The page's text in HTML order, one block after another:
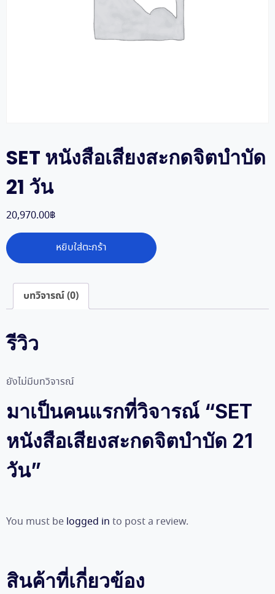
SET หนังสือเสียงสะกดจิตบำบัด
21 วัน
20,970.00฿
จำนวน
SET
เสียง
สะกด
21
วัน
หยิบใส่ตะกร้า
บทวิจารณ์ (0)
รีวิว
ยังไม่มีบทวิจารณ์
มาเป็นคนแรกที่วิจารณ์ “SET
หนังสือเสียงสะกดจิตบำบัด 21
วัน”
You must be logged in to post a review.
สินค้าที่เกี่ยวข้อง